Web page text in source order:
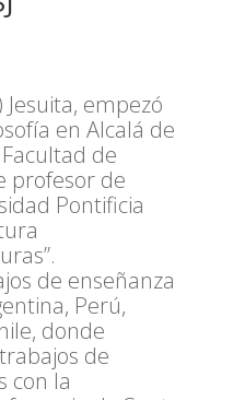
empezó
en Alcalá de
de
profesor de
Pontificia
de enseñanza
Perú,
donde
de
con la